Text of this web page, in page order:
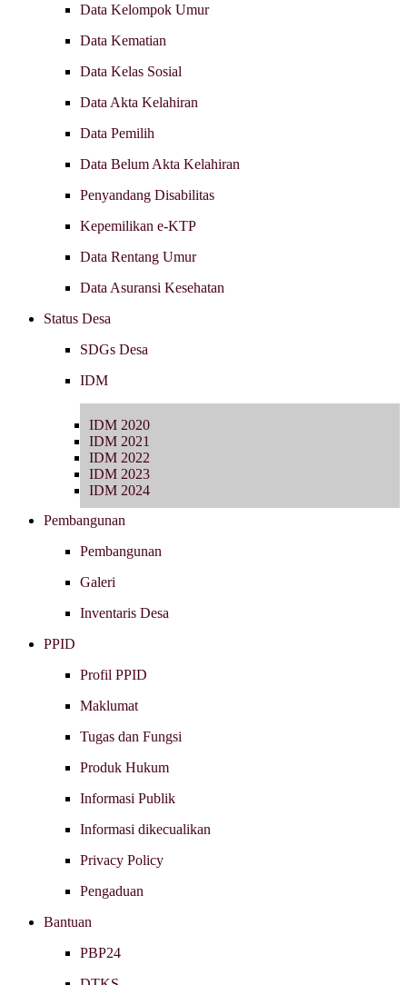
Data Kelompok Umur
Data Kematian
Data Kelas Sosial
Data Akta Kelahiran
Data Pemilih
Data Belum Akta Kelahiran
Penyandang Disabilitas
Kepemilikan e-KTP
Data Rentang Umur
Data Asuransi Kesehatan
Status Desa
SDGs Desa
IDM
IDM 2020
IDM 2021
IDM 2022
IDM 2023
IDM 2024
Pembangunan
Pembangunan
Galeri
Inventaris Desa
PPID
Profil PPID
Maklumat
Tugas dan Fungsi
Produk Hukum
Informasi Publik
Informasi dikecualikan
Privacy Policy
Pengaduan
Bantuan
PBP24